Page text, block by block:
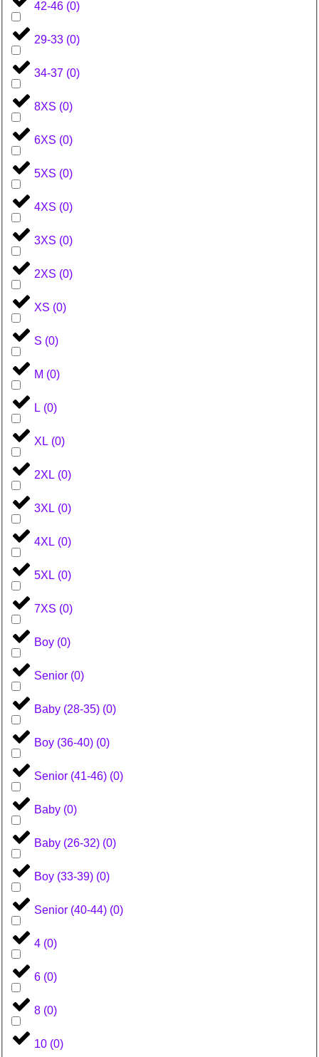
42-46 (0)
29-33 (0)
34-37 (0)
8XS (0)
6XS (0)
5XS (0)
4XS (0)
3XS (0)
2XS (0)
XS (0)
S (0)
M (0)
L (0)
XL (0)
2XL (0)
3XL (0)
4XL (0)
5XL (0)
7XS (0)
Boy (0)
Senior (0)
Baby (28-35) (0)
Boy (36-40) (0)
Senior (41-46) (0)
Baby (0)
Baby (26-32) (0)
Boy (33-39) (0)
Senior (40-44) (0)
4 (0)
6 (0)
8 (0)
10 (0)